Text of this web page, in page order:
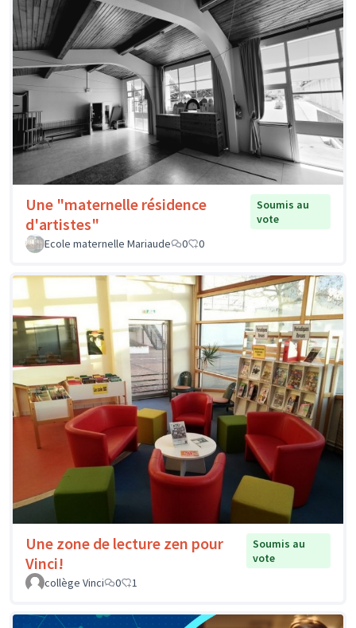
Une "maternelle résidence
d'artistes"
Soumis au
vote
Ecole maternelle Mariaude
0 0
Une zone de lecture zen pour
Vinci!
Soumis au
vote
collège Vinci
0 1